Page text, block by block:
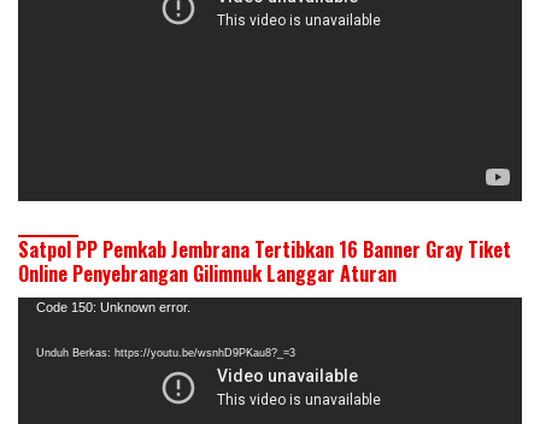
Satpol PP Pemkab Jembrana Tertibkan 16 Banner Gray Tiket
Online Penyebrangan Gilimnuk Langgar Aturan
Pemutar
Code 150: Unknown error.
Unduh Berkas: https://youtu.be/wsnhD9PKau8?_=3